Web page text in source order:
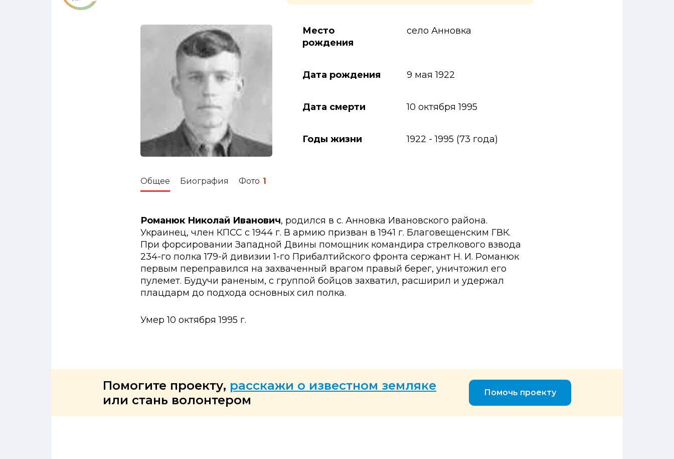
Место
рождения
село Анновка
Дата рождения 9 мая 1922
Дата смерти 10 октября 1995
Годы жизни 1922 - 1995 (73 года)
Общее Биография Фото 1
Романюк Николай Иванович, родился в с. Анновка Ивановского района.
Украинец, член КПСС с 1944 г. В армию призван в 1941 г. Благове­щенским ГВК.
При форсировании Западной Двины помощник ко­мандира стрелкового взвода
234-го полка 179-й дивизии 1-го Прибалтийского фронта сержант Н. И. Романюк
первым переправился на захваченный врагом правый берег, уничтожил его
пулемет. Будучи раненым, с груп­пой бойцов захватил, расширил и удержал
плацдарм до подхода основных сил полка.
Умер 10 октября 1995 г.
Помогите проекту, расскажи о известном земляке
или стань волонтером
Помочь проекту